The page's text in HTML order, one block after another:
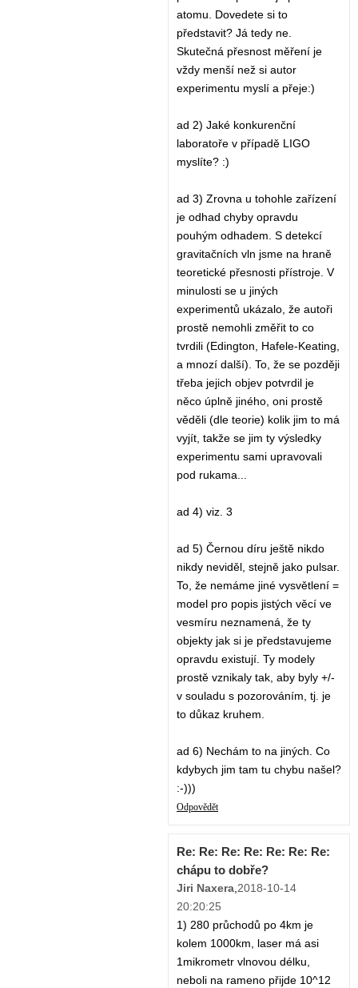
atomu. Dovedete si to
představit? Já tedy ne.
Skutečná přesnost měření je
vždy menší než si autor
experimentu myslí a přeje:)
ad 2) Jaké konkurenční
laboratoře v případě LIGO
myslíte? :)
ad 3) Zrovna u tohohle zařízení
je odhad chyby opravdu
pouhým odhadem. S detekcí
gravitačních vln jsme na hraně
teoretické přesnosti přístroje. V
minulosti se u jiných
experimentů ukázalo, že autoři
prostě nemohli změřit to co
tvrdili (Edington, Hafele-Keating,
a mnozí další). To, že se později
třeba jejich objev potvrdil je
něco úplně jiného, oni prostě
věděli (dle teorie) kolik jim to má
vyjít, takže se jim ty výsledky
experimentu sami upravovali
pod rukama...
ad 4) viz. 3
ad 5) Černou díru ještě nikdo
nikdy neviděl, stejně jako pulsar.
To, že nemáme jiné vysvětlení =
model pro popis jistých věcí ve
vesmíru neznamená, že ty
objekty jak si je představujeme
opravdu existují. Ty modely
prostě vznikaly tak, aby byly +/-
v souladu s pozorováním, tj. je
to důkaz kruhem.
ad 6) Nechám to na jiných. Co
kdybych jim tam tu chybu našel?
:-)))
Odpovědět
Re: Re: Re: Re: Re: Re: Re:
chápu to dobře?
Jiri Naxera,2018-10-14
20:20:25
1) 280 průchodů po 4km je
kolem 1000km, laser má asi
1mikrometr vlnovou délku,
neboli na rameno přijde 10^12